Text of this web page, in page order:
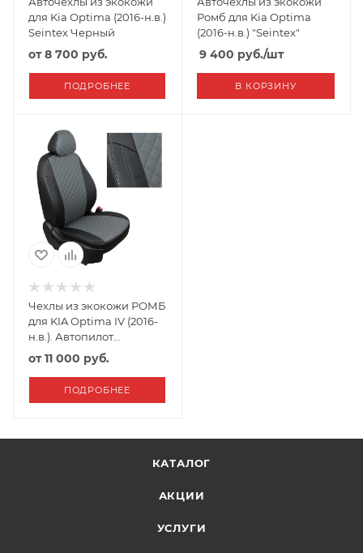
для Kia Optima (2016-н.в.)
Seintex Черный
от8 700 руб.
ПОДРОБНЕЕ
Ромб для Kia Optima
(2016-н.в.) "Seintex"
9 400 руб./шт
В КОРЗИНУ
Чехлы из экокожи РОМБ
для KIA Optima IV (2016-
н.в.). Автопилот
Черный+Серый
от11 000 руб.
ПОДРОБНЕЕ
КАТАЛОГ
АКЦИИ
УСЛУГИ